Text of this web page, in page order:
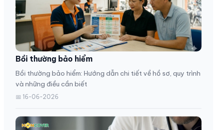
Bồi thường bảo hiểm
Bồi thường bảo hiểm: Hướng dẫn chi tiết về hồ sơ, quy trình
và những điều cần biết
📅 16-06-2026